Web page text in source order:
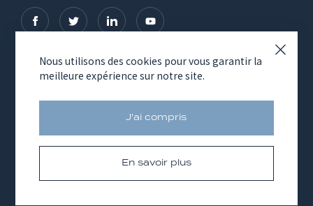
Nous utilisons des cookies pour vous garantir la
meilleure expérience sur notre site.
J'ai compris
En savoir plus
NOS SERVICES
LE GROUPE AVICO
Mentions légales
Cookies